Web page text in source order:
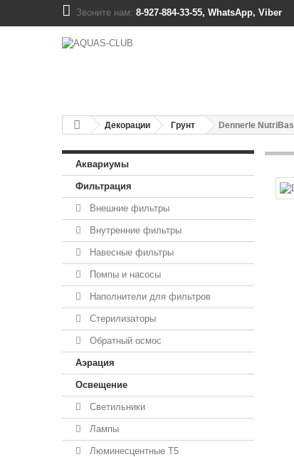
Звоните нам: 8-927-884-33-55, WhatsApp, Viber
Декорации Грунт Dennerle
Аквариумы
Фильтрация
Внешние фильтры
Внутренние фильтры
Навесные фильтры
Помпы и насосы
Наполнители для фильтров
Стерилизаторы
Обратный осмос
Аэрация
Освещение
Светильники
Лампы
Люминесцентные T5